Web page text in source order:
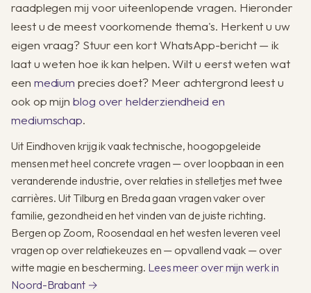
raadplegen mij voor uiteenlopende vragen. Hieronder
leest u de meest voorkomende thema's. Herkent u uw
eigen vraag? Stuur een kort WhatsApp-bericht — ik
laat u weten hoe ik kan helpen. Wilt u eerst weten wat
een medium precies doet? Meer achtergrond leest u
ook op mijnblog over helderziendheid en
mediumschap.
Uit Eindhoven krijg ik vaak technische, hoogopgeleide
mensen met heel concrete vragen — over loopbaan in een
veranderende industrie, over relaties in stelletjes met twee
carrières. Uit Tilburg en Breda gaan vragen vaker over
familie, gezondheid en het vinden van de juiste richting.
Bergen op Zoom, Roosendaal en het westen leveren veel
vragen op over relatiekeuzes en — opvallend vaak — over
witte magie en bescherming. Lees meer over mijn werk in
Noord-Brabant →